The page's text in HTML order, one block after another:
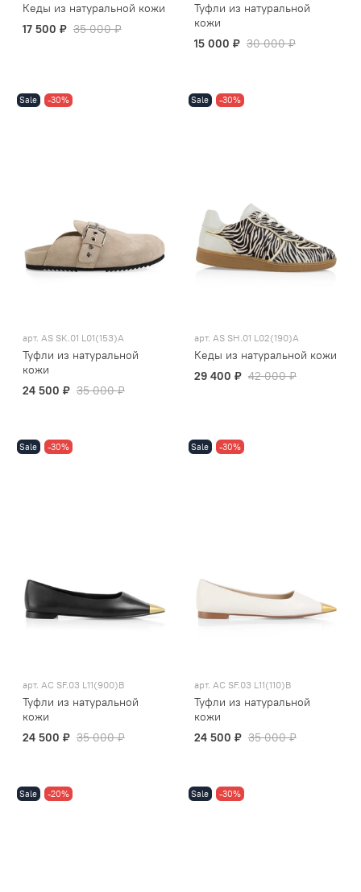
Кеды из натуральной кожи
17 500 ₽ 35 000 ₽
Туфли из натуральной
кожи
15 000 ₽ 30 000 ₽
Sale -30%
арт. AS SK.01 L01(153)A
Туфли из натуральной
кожи
24 500 ₽ 35 000 ₽
Sale -30%
арт. AS SH.01 L02(190)A
Кеды из натуральной кожи
29 400 ₽ 42 000 ₽
Sale -30%
арт. AC SF.03 L11(900)B
Туфли из натуральной
кожи
24 500 ₽ 35 000 ₽
Sale -30%
арт. AC SF.03 L11(110)B
Туфли из натуральной
кожи
24 500 ₽ 35 000 ₽
Sale -20% Sale -30%